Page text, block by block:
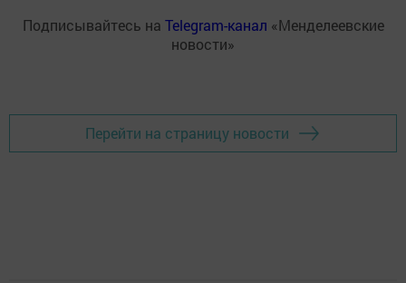
Подписывайтесь на Telegram-канал «Менделеевские
новости»
Перейти на страницу новости